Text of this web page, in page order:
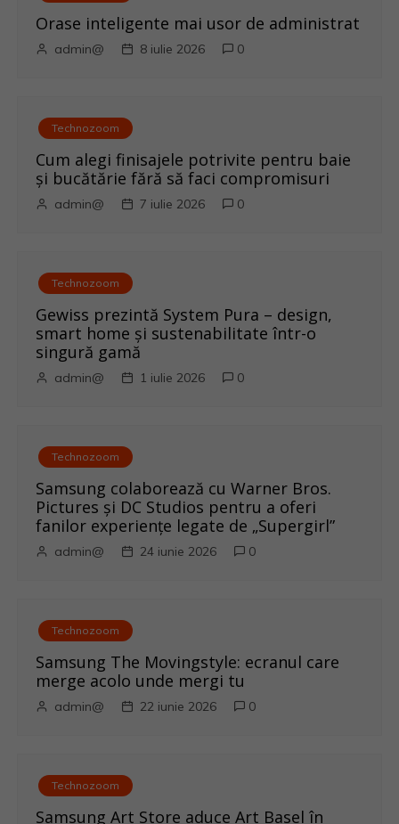
Orase inteligente mai usor de administrat
admin@ 8 iulie 2026 0
Technozoom
Cum alegi finisajele potrivite pentru baie
și bucătărie fără să faci compromisuri
admin@ 7 iulie 2026 0
Technozoom
Gewiss prezintă System Pura – design,
smart home și sustenabilitate într-o
singură gamă
admin@ 1 iulie 2026 0
Technozoom
Samsung colaborează cu Warner Bros.
Pictures și DC Studios pentru a oferi
fanilor experiențe legate de „Supergirl”
admin@ 24 iunie 2026 0
Technozoom
Samsung The Movingstyle: ecranul care
merge acolo unde mergi tu
admin@ 22 iunie 2026 0
Technozoom
Samsung Art Store aduce Art Basel în